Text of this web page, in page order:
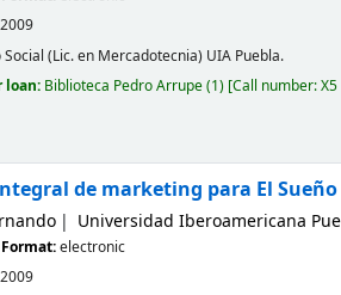
2009
Social (Lic. en Mercadotecnia) UIA Puebla.
loan: Biblioteca Pedro Arrupe(1) Call number:
de marketing para El Sueño
Universidad Iberoamericana
electronic
2009